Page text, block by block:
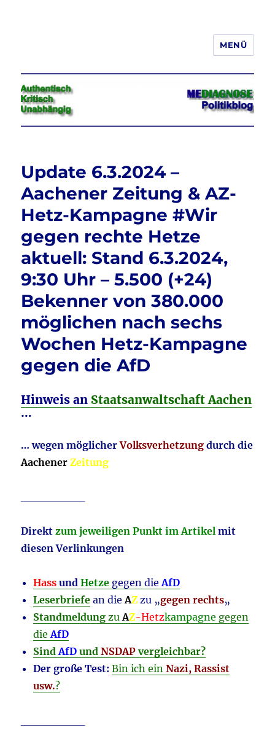
Jeder hat das Recht, seine
Meinung in Wort, Schrift und Bild
frei zu äußern und zu verbreiten
MENÜ
Update 6.3.2024 –
Aachener Zeitung & AZ-
Hetz-Kampagne #Wir
gegen rechte Hetze
aktuell: Stand 6.3.2024,
9:30 Uhr – 5.500 (+24)
Bekenner von 380.000
möglichen nach sechs
Wochen Hetz-Kampagne
gegen die AfD
Hinweis an Staatsanwaltschaft Aachen
…
… wegen möglicherVolksverhetzung durch die
AachenerZeitung
Direktzum jeweiligen Punkt im Artikel mit
diesen Verlinkungen
Hass und Hetze gegen die AfD
Leserbriefe an dieAZ zu „gegen rechts„
Standmeldung zuAZ-Hetzkampagne gegen
dieAfD
SindAfD undNSDAPvergleichbar?
Der große Test:Bin ich ein Nazi, Rassist
usw.?